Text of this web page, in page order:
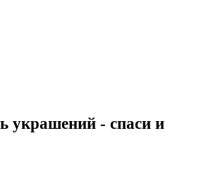
украшений - спаси и